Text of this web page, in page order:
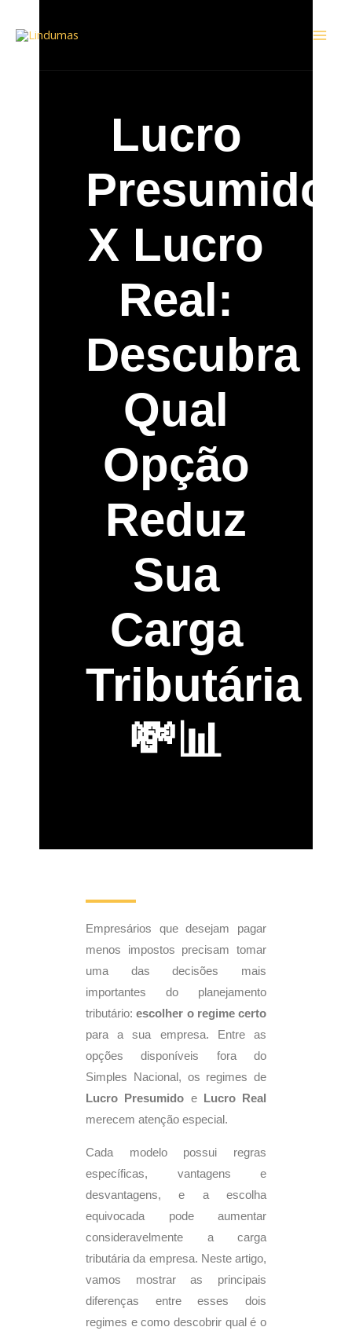
para
Lucro
Presumido
X Lucro
Real:
Descubra
Qual
Opção
Reduz
Sua
Carga
Tributária
💸📊
Empresários que desejam pagar
menos impostos precisam tomar
uma das decisões mais
importantes do planejamento
tributário:escolher o regime certo
para a sua empresa. Entre as
opções disponíveis fora do
Simples Nacional, os regimes de
Lucro Presumido e
Lucro Real
merecem atenção especial.
Cada modelo possui regras
específicas, vantagens e
desvantagens, e a escolha
equivocada pode aumentar
consideravelmente a carga
tributária da empresa. Neste artigo,
vamos mostrar as principais
diferenças entre esses dois
regimes e como descobrir qual é o